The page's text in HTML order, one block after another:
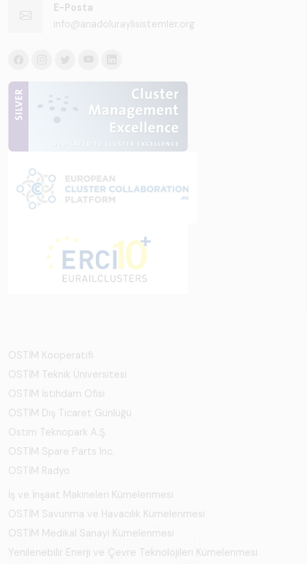
E-Posta
info@anadoluraylisistemler.org
OSTİM Kooperatifi
OSTİM Teknik Üniversitesi
OSTİM İstihdam Ofisi
OSTİM Dış Ticaret Günlüğü
Ostim Teknopark A.Ş.
OSTİM Spare Parts Inc.
OSTİM Radyo
İş ve İnşaat Makineleri Kümelenmesi
OSTİM Savunma ve Havacılık Kümelenmesi
OSTİM Medikal Sanayi Kümelenmesi
Yenilenebilir Enerji ve Çevre Teknolojileri Kümelenmesi